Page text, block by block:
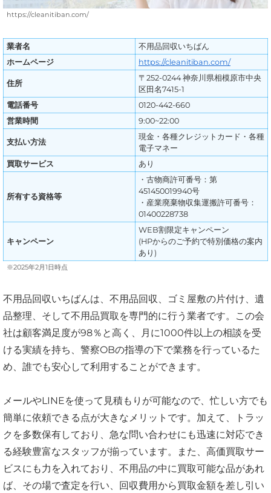
https://cleanitiban.com/
業者名
不用品回収いちばん
ホームページ
https://cleanitiban.com/
住所
〒252-0244 神奈川県相模原市中央
区田名7415-1
電話番号
0120-442-660
営業時間
9:00~22:00
支払い方法
現金・各種クレジットカード・各種
電子マネー
買取サービス
あり
所有する資格等
・古物商許可番号：第
451450019940号
・産業廃棄物収集運搬許可番号：
01400228738
キャンペーン
WEB割限定キャンペーン
(HPからのご予約で特別価格の案内
あり)
※2025年2月1日時点
不用品回収いちばんは、不用品回収、ゴミ屋敷の片付け、遺
品整理、そして不用品買取を専門的に行う業者です。この会
社は顧客満足度が98％と高く、月に1000件以上の相談を受
ける実績を持ち、警察OBの指導の下で業務を行っているた
め、誰でも安心して利用することができます。
メールやLINEを使って見積もりが可能なので、忙しい方でも
簡単に依頼できる点が大きなメリットです。加えて、トラッ
クを多数保有しており、急な問い合わせにも迅速に対応でき
る経験豊富なスタッフが揃っています。また、高価買取サー
ビスにも力を入れており、不用品の中に買取可能な品があれ
ば、その場で査定を行い、回収費用から買取金額を差し引い